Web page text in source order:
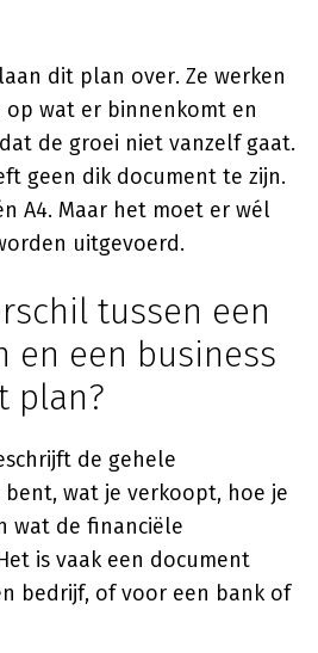
dit plan over. Ze werken
op wat er binnenkomt en
de groei niet vanzelf gaat.
geen dik document te zijn.
A4. Maar het moet er wél
uitgevoerd.
tussen een
en een business
plan?
de gehele
wat je verkoopt, hoe je
wat de financiële
is vaak een document
bedrijf, of voor een bank of